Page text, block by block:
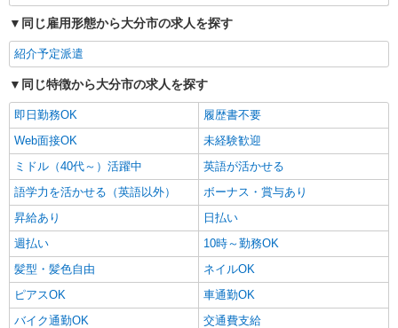
同じ雇用形態から大分市の求人を探す
紹介予定派遣
同じ特徴から大分市の求人を探す
即日勤務OK
履歴書不要
Web面接OK
未経験歓迎
ミドル（40代～）活躍中
英語が活かせる
語学力を活かせる（英語以外）
ボーナス・賞与あり
昇給あり
日払い
週払い
10時～勤務OK
髪型・髪色自由
ネイルOK
ピアスOK
車通勤OK
バイク通勤OK
交通費支給